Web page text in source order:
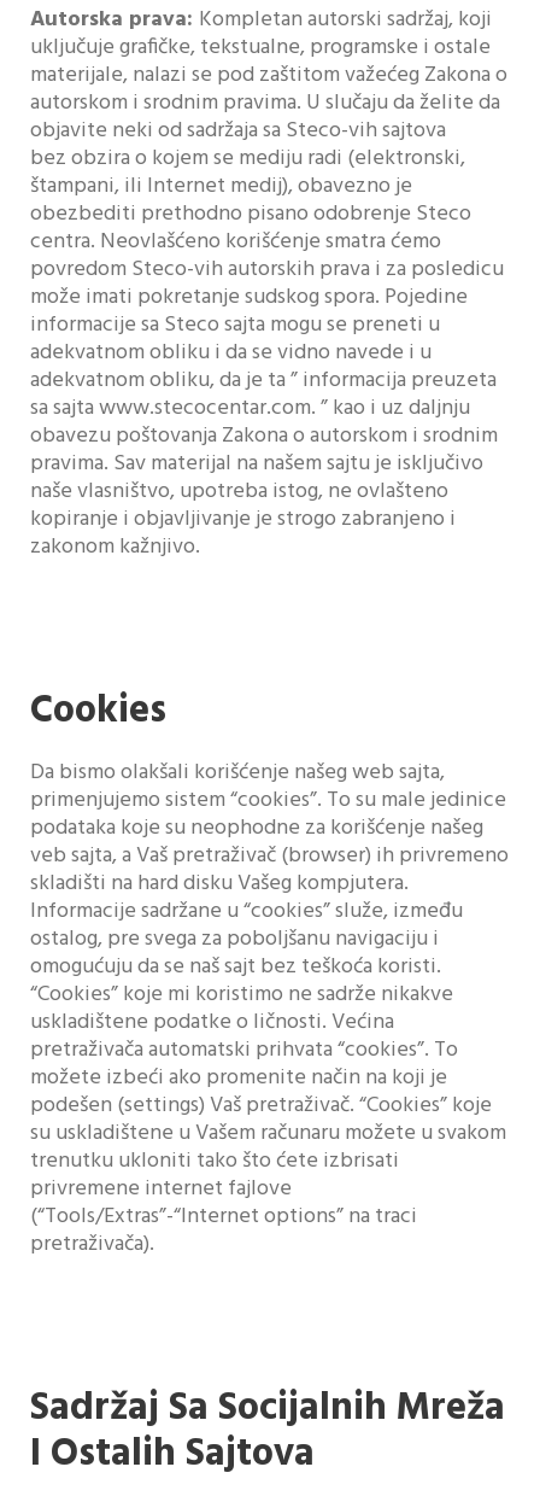
Autorska prava: Kompletan autorski sadržaj, koji
uključuje grafičke, tekstualne, programske i ostale
materijale, nalazi se pod zaštitom važećeg Zakona o
autorskom i srodnim pravima. U slučaju da želite da
objavite neki od sadržaja sa Steco-vih sajtova
bez obzira o kojem se mediju radi (elektronski,
štampani, ili Internet medij), obavezno je
obezbediti prethodno pisano odobrenje Steco
centra. Neovlašćeno korišćenje smatra ćemo
povredom Steco-vih autorskih prava i za posledicu
može imati pokretanje sudskog spora. Pojedine
informacije sa Steco sajta mogu se preneti u
adekvatnom obliku i da se vidno navede i u
adekvatnom obliku, da je ta ” informacija preuzeta
sa sajta www.stecocentar.com. ” kao i uz daljnju
obavezu poštovanja Zakona o autorskom i srodnim
pravima. Sav materijal na našem sajtu je isključivo
naše vlasništvo, upotreba istog, ne ovlašteno
kopiranje i objavljivanje je strogo zabranjeno i
zakonom kažnjivo.
Cookies
Da bismo olakšali korišćenje našeg web sajta,
primenjujemo sistem “cookies”. To su male jedinice
podataka koje su neophodne za korišćenje našeg
veb sajta, a Vaš pretraživač (browser) ih privremeno
skladišti na hard disku Vašeg kompjutera.
Informacije sadržane u “cookies” služe, između
ostalog, pre svega za poboljšanu navigaciju i
omogućuju da se naš sajt bez teškoća koristi.
“Cookies” koje mi koristimo ne sadrže nikakve
uskladištene podatke o ličnosti. Većina
pretraživača automatski prihvata “cookies”. To
možete izbeći ako promenite način na koji je
podešen (settings) Vaš pretraživač. “Cookies” koje
su uskladištene u Vašem računaru možete u svakom
trenutku ukloniti tako što ćete izbrisati
privremene internet fajlove
(“Tools/Extras”-“Internet options” na traci
pretraživača).
Sadržaj Sa Socijalnih Mreža
I Ostalih Sajtova